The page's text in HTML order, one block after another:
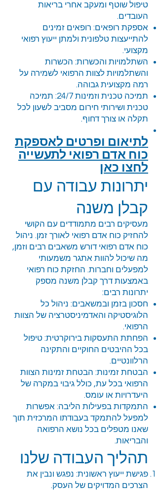
טיפול שוטף ומעקב אחרי בריאות
העובדים.
אספקת רופאים: רופאים זמינים
להתייעצות טלפונית ולמתן ייעוץ רפואי
מקצועי.
השתלמויות והכשרות: הכשרות
והשתלמויות לצוות הרפואי לשמירה על
רמה מקצועית גבוהה.
תמיכה טכנית וזמינות 24/7: תמיכה
טכנית ושירותי חירום מסביב לשעון לכל
תקלה או צורך דחוף.
לתיאום ופרטים לאספקת
כוח אדם רפואי לתעשייה
לחצו כאן
יתרונות עבודה עם
קבלן משנה
מעסיקים רבים מתמודדים עם הקושי
להחזיק כוח אדם רפואי לאורך זמן. ניהול
כוח אדם רפואי דורש משאבים רבים וזמן,
מה שיכול להוות אתגר משמעותי
למפעלים וחברות. החזקת כוח רפואי
באמצעות דרך קבלן משנה מספק
יתרונות רבים:
חסכון בזמן ובמשאבים: ניהול כל
הלוגיסטיקה והאדמיניסטרציה של הצוות
הרפואי.
הפחתת התעסקות בירוקרטית: טיפול
בכל ההיבטים החוקיים והתקינה
הרלוונטיים.
הבטחת זמינות: הבטחת זמינות הצוות
הרפואי בכל עת, כולל גיבוי במקרה של
היעדרויות או עומס.
התמקדות בפעילות הליבה: אפשרות
למפעל להתמקד בעבודתו המרכזית תוך
שאנו מטפלים בכל נושא הרפואה
והבריאות.
תהליך העבודה שלנו
פגישת ייעוץ ראשונית: נפגש ונבין את
הצרכים המדויקים של העסק.